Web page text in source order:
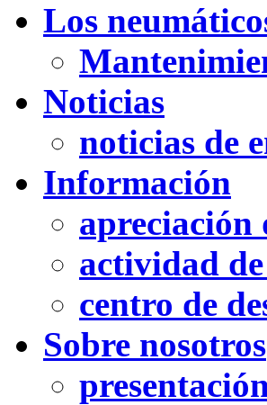
Los
Noticias
noticias de
Información
apreciación
actividad
centro de
Sobre nosotros